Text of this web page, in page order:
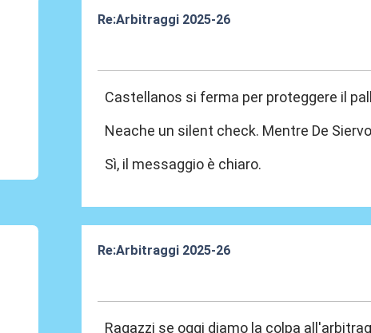
Re:Arbitraggi 2025-26
Castellanos si ferma per proteggere il
Neache un silent check. Mentre De
Sì, il messaggio è chiaro.
Re:Arbitraggi 2025-26
Ragazzi se oggi diamo la colpa